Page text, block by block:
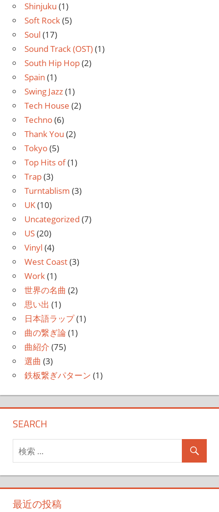
Shinjuku (1)
Soft Rock(5)
Soul (17)
Sound Track (OST)(1)
South Hip Hop(2)
Spain (1)
Swing Jazz(1)
Tech House (2)
Techno(6)
Thank You (2)
Tokyo(5)
Top Hits of(1)
Trap(3)
Turntablism (3)
UK(10)
Uncategorized (7)
US(20)
Vinyl (4)
West Coast(3)
Work(1)
世界の名曲 (2)
思い出 (1)
日本語ラップ(1)
曲の繋ぎ論 (1)
曲紹介 (75)
選曲 (3)
鉄板繋ぎパターン (1)
SEARCH
最近の投稿